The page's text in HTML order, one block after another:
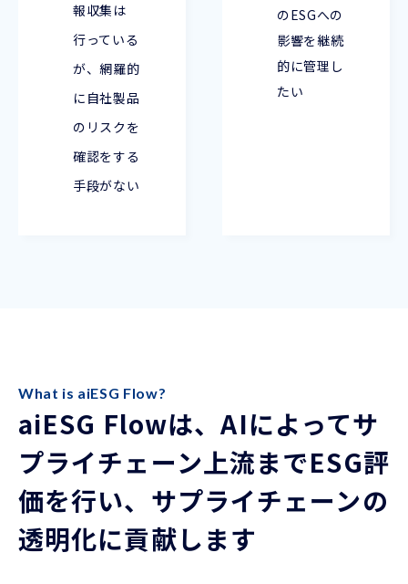
報収集は
行っている
が、網羅的
に自社製品
のリスクを
確認をする
手段がない
のESGへの
影響を継続
的に管理し
たい
What is aiESG Flow?
aiESG Flowは、AIによってサ
プライチェーン上流までESG評
価を行い、サプライチェーンの
透明化に貢献します